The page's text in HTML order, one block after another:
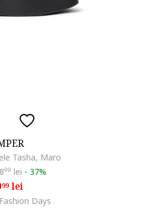
Tasha, Maro
99 lei - 37%
99lei
Days